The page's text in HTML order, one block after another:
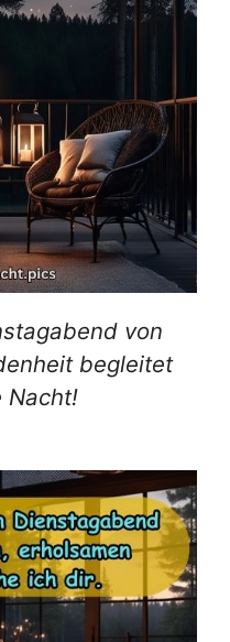
von
begleitet
Nacht!